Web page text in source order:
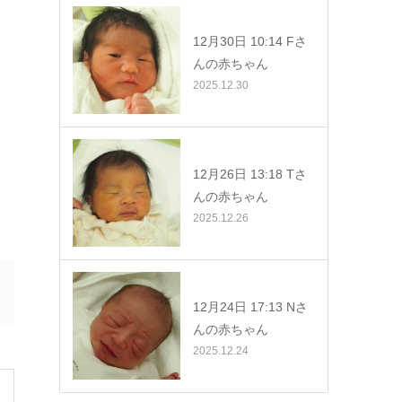
12月30日 10:14 Fさ
んの赤ちゃん
2025.12.30
12月26日 13:18 Tさ
んの赤ちゃん
2025.12.26
12月24日 17:13 Nさ
んの赤ちゃん
2025.12.24